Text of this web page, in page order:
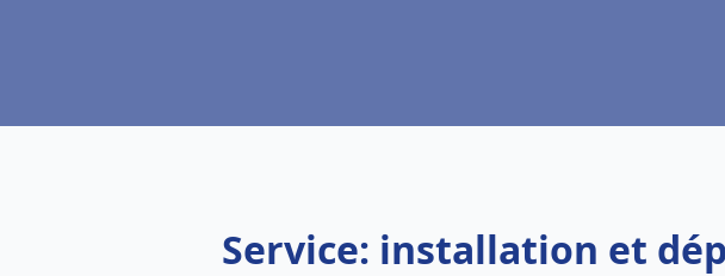
Service: installation et